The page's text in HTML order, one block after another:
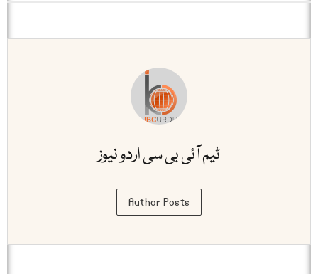
ٹیم آئی بی سی اردو نیوز
Author Posts